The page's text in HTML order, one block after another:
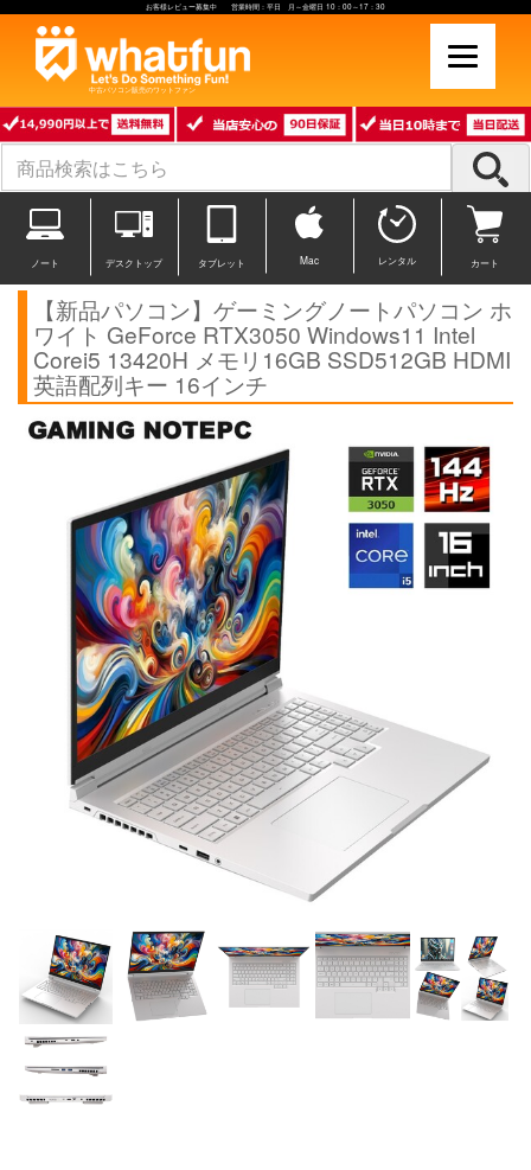
お客様レビュー募集中 営業時間：平日 月～金曜日 10：00～17：30
中古パソコン販売のワットファン
ノート デスクトップ タブレット Mac レンタル カート
【新品パソコン】ゲーミングノートパソコン ホ
ワイト GeForce RTX3050 Windows11 Intel
Corei5 13420H メモリ16GB SSD512GB HDMI
英語配列キー 16インチ